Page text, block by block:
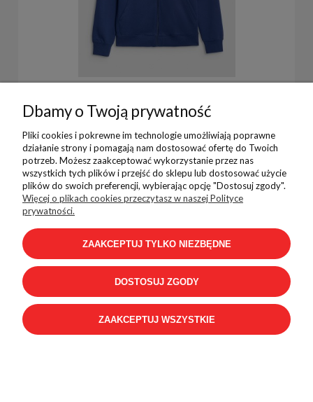
169,99 zł
Dbamy o Twoją prywatność
Pliki cookies i pokrewne im technologie umożliwiają poprawne
działanie strony i pomagają nam dostosować ofertę do Twoich
potrzeb. Możesz zaakceptować wykorzystanie przez nas
wszystkich tych plików i przejść do sklepu lub dostosować użycie
plików do swoich preferencji, wybierając opcję "Dostosuj zgody".
Więcej o plikach cookies przeczytasz w naszej Polityce
prywatności.
ZAAKCEPTUJ TYLKO NIEZBĘDNE
DOSTOSUJ ZGODY
ZAAKCEPTUJ WSZYSTKIE